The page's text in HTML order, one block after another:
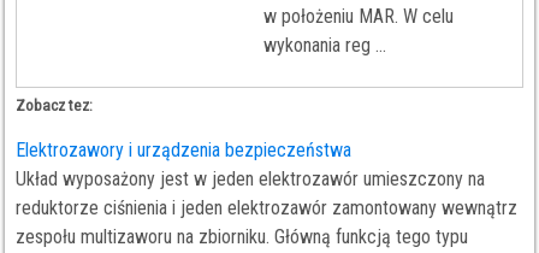
w położeniu MAR. W celu
wykonania reg ...
Zobacz tez:
Elektrozawory i urządzenia bezpieczeństwa
Układ wyposażony jest w jeden elektrozawór umieszczony na
reduktorze ciśnienia i jeden elektrozawór zamontowany wewnątrz
zespołu multizaworu na zbiorniku. Główną funkcją tego typu